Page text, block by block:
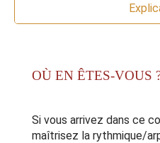
OÙ EN ÊTES-VOUS
Si vous arrivez dans ce
maîtrisez la rythmique/